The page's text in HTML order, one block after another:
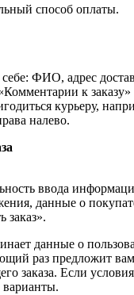
способ оплаты.
ФИО, адрес
к заказу»
курьеру,
налево.
ввода
данные о
заказ».
данные о
раз предложит
заказа. Если
варианты.